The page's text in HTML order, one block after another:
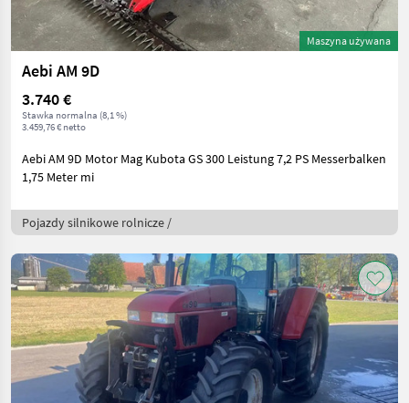
Maszyna używana
Aebi AM 9D
3.740 €
Stawka normalna (8,1 %)
3.459,76 € netto
Aebi AM 9D Motor Mag Kubota GS 300 Leistung 7,2 PS Messerbalken
1,75 Meter mi
Pojazdy silnikowe rolnicze /